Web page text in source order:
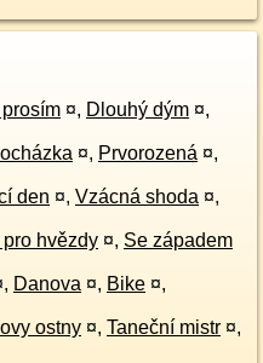
¤, Dlouhý dým ¤,
¤, Prvorozená ¤,
den ¤, Vzácná shoda ¤,
hvězdy ¤, Se západem
, Danova ¤, Bike ¤,
ostny ¤, Taneční mistr ¤,